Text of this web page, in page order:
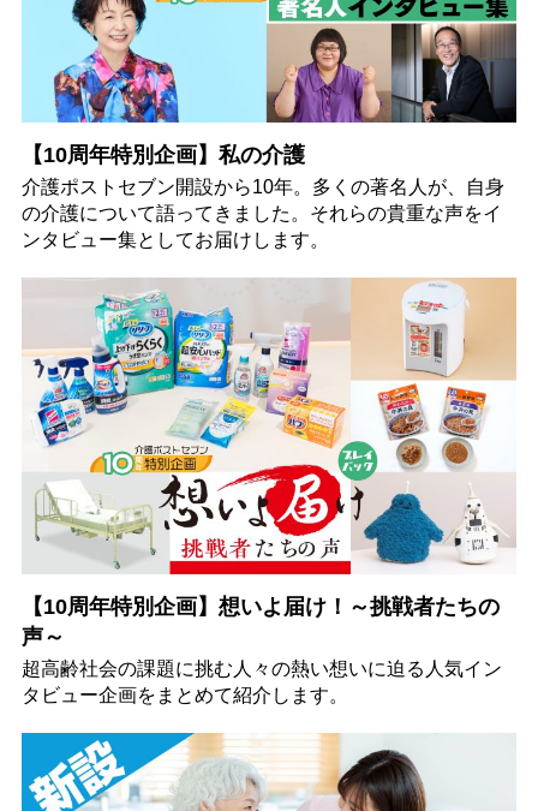
【10周年特別企画】私の介護
介護ポストセブン開設から10年。多くの著名人が、自身
の介護について語ってきました。それらの貴重な声をイ
ンタビュー集としてお届けします。
【10周年特別企画】想いよ届け！～挑戦者たちの
声～
超高齢社会の課題に挑む人々の熱い想いに迫る人気イン
タビュー企画をまとめて紹介します。